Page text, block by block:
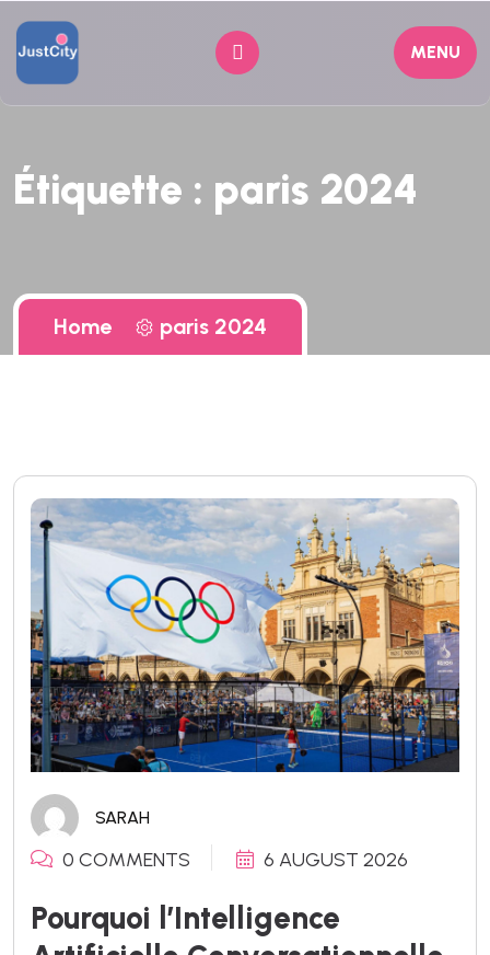
MENU
Étiquette : paris 2024
Home paris 2024
SARAH
0 COMMENTS 6 AUGUST 2026
Pourquoi l’Intelligence